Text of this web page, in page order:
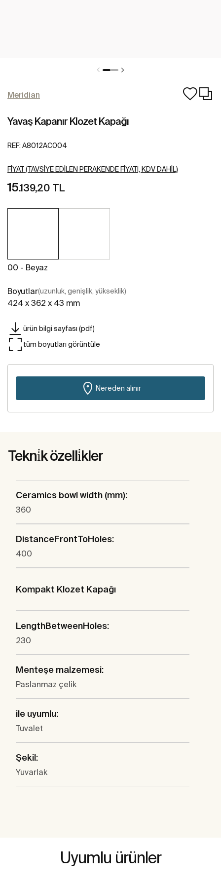
Meridian
Yavaş Kapanır Klozet Kapağı
REF: A8012AC004
FIYAT (TAVSIYE EDILEN PERAKENDE FIYATI, KDV DAHIL)
15.139,20 TL
00 - Beyaz
Boyutlar(uzunluk, genişlik, yükseklik)
424 x 362 x 43 mm
ürün bilgi sayfası (pdf)
tüm boyutları görüntüle
Nereden alınır
Tekni̇k özelli̇kler
Ceramics bowl width (mm):
360
DistanceFrontToHoles:
400
Kompakt Klozet Kapağı
LengthBetweenHoles:
230
Menteşe malzemesi:
Paslanmaz çelik
ile uyumlu:
Tuvalet
Şekil:
Yuvarlak
Uyumlu ürünler